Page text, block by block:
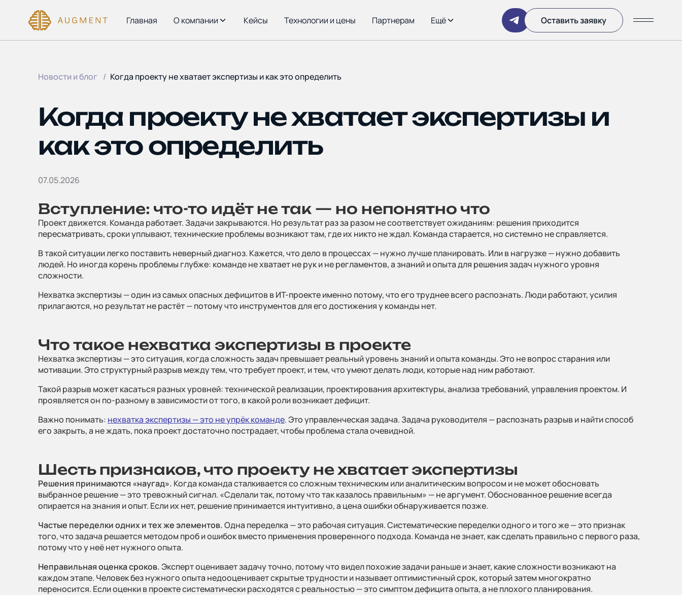
Главная О компании Кейсы Технологии и цены Партнерам Ещё Написать
Оставить заявку
О компании
Технологии и цены
Партнерам
Услуги
Отрасли
Блог и новости
Дополнительные
услуги
Новости и блог Когда проекту не хватает экспертизы и как это определить
Когда проекту не хватает экспертизы и
как это определить
07.05.2026
Вступление: что-то идёт не так — но непонятно что
Проект движется. Команда работает. Задачи закрываются. Но результат раз за разом не соответствует ожиданиям: решения приходится
пересматривать, сроки уплывают, технические проблемы возникают там, где их никто не ждал. Команда старается, но системно не справляется.
В такой ситуации легко поставить неверный диагноз. Кажется, что дело в процессах — нужно лучше планировать. Или в нагрузке — нужно добавить
людей. Но иногда корень проблемы глубже: команде не хватает не рук и не регламентов, а знаний и опыта для решения задач нужного уровня
сложности.
Нехватка экспертизы — один из самых опасных дефицитов в ИТ-проекте именно потому, что его труднее всего распознать. Люди работают, усилия
прилагаются, но результат не растёт — потому что инструментов для его достижения у команды нет.
Что такое нехватка экспертизы в проекте
Нехватка экспертизы — это ситуация, когда сложность задач превышает реальный уровень знаний и опыта команды. Это не вопрос старания или
мотивации. Это структурный разрыв между тем, что требует проект, и тем, что умеют делать люди, которые над ним работают.
Такой разрыв может касаться разных уровней: технической реализации, проектирования архитектуры, анализа требований, управления проектом. И
проявляется он по-разному в зависимости от того, в какой роли возникает дефицит.
Важно понимать: нехватка экспертизы — это не упрёк команде. Это управленческая задача. Задача руководителя — распознать разрыв и найти способ
его закрыть, а не ждать, пока проект достаточно пострадает, чтобы проблема стала очевидной.
Шесть признаков, что проекту не хватает экспертизы
Решения принимаются «наугад». Когда команда сталкивается со сложным техническим или аналитическим вопросом и не может обосновать
выбранное решение — это тревожный сигнал. «Сделали так, потому что так казалось правильным» — не аргумент. Обоснованное решение всегда
опирается на знания и опыт. Если их нет, решение принимается интуитивно, а цена ошибки обнаруживается позже.
Частые переделки одних и тех же элементов.Одна переделка — это рабочая ситуация. Систематические переделки одного и того же — это признак
того, что задача решается методом проб и ошибок вместо применения проверенного подхода. Команда не знает, как сделать правильно с первого раза,
потому что у неё нет нужного опыта.
Неправильная оценка сроков.Эксперт оценивает задачу точно, потому что видел похожие задачи раньше и знает, какие сложности возникают на
каждом этапе. Человек без нужного опыта недооценивает скрытые трудности и называет оптимистичный срок, который затем многократно
переносится. Если оценки в проекте систематически расходятся с реальностью — это симптом дефицита опыта, а не плохого планирования.